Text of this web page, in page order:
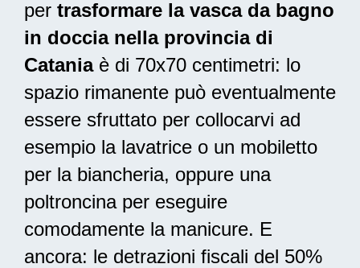
per trasformare la vasca da bagno
in doccia nella provincia di
Cataniaè di 70x70 centimetri: lo
spazio rimanente può eventualmente
essere sfruttato per collocarvi ad
esempio la lavatrice o un mobiletto
per la biancheria, oppure una
poltroncina per eseguire
comodamente la manicure. E
ancora: le detrazioni fiscali del 50%